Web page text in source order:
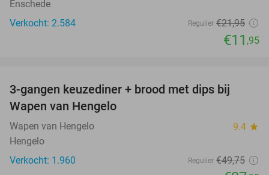
Enschede
Verkocht: 2.584
Regulier €21,95
€11 ,95
3-gangen keuzediner + brood met dips bij
Wapen van Hengelo
Wapen van Hengelo 9.4 star
Hengelo
Verkocht: 1.960
Regulier €49,75